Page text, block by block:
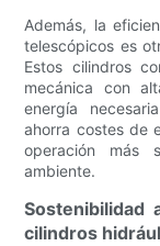
Además, la
telescópicos es
Estos cilindros
mecánica con
energía
ahorra costes de
operación más
ambiente.
Sostenibilidad
cilindros